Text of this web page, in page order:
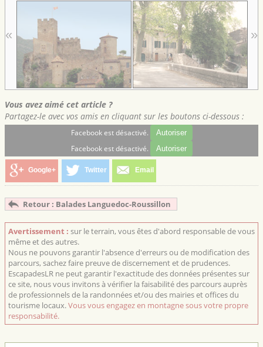
« »
Vous avez aimé cet article ?
Partagez-le avec vos amis en cliquant sur les boutons ci-dessous :
Facebook est désactivé. Autoriser
Facebook est désactivé. Autoriser
Google+ Twitter Email
Retour : Balades Languedoc-Roussillon
Avertissement : sur le terrain, vous êtes d'abord responsable de vous
même et des autres.
Nous ne pouvons garantir l'absence d'erreurs ou de modification des
parcours, sachez faire preuve de discernement et de prudences.
EscapadesLR ne peut garantir l'exactitude des données présentes sur
ce site, nous vous invitons à vérifier la faisabilité des parcours auprès
de professionnels de la randonnées et/ou des mairies et offices du
tourisme locaux.Vous vous engagez en montagne sous votre propre
responsabilité.